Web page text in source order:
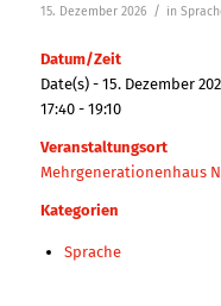
15. Dezember 2026 / in
Datum/Zeit
Date(s) - 15. Dezember
17:40 - 19:10
Veranstaltungsort
Mehrgenerationenhaus
Kategorien
Sprache